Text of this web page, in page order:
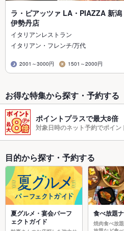
ラ・ピアッツァ LA・PIAZZA 新潟
伊勢丹店
イタリアンレストラン
イタリアン・フレンチ/万代
2001～3000円 1501～2000円
お得な特集から探す・予約する
ポイントプラスで最大8倍
対象日時のネット予約でポイン
目的から探す・予約する
夏グルメ・宴会パーフ
ェクトガイド
食べ放題
焼肉食べ放